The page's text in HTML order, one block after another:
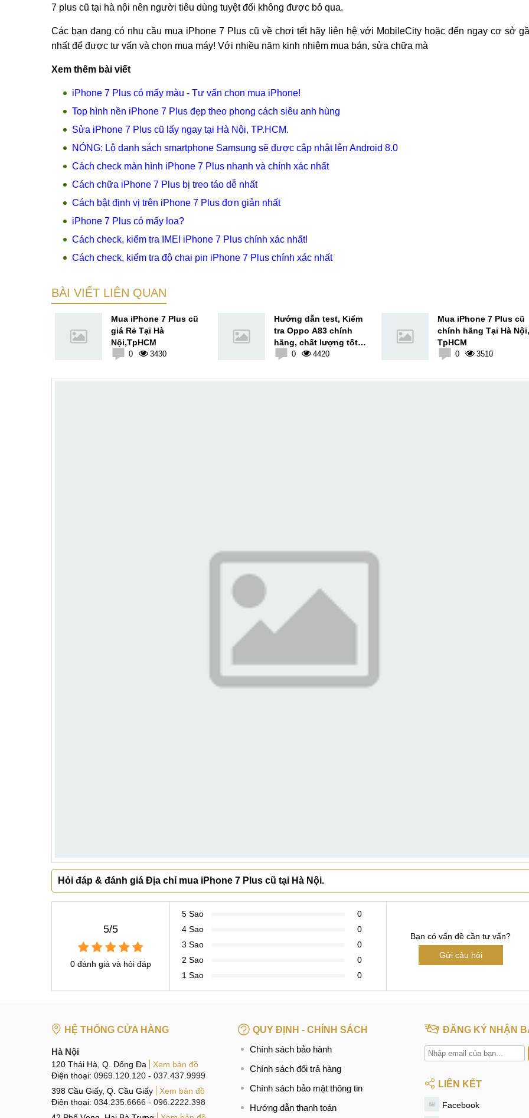
7 plus cũ tại hà nội nên người tiêu dùng tuyệt đối không được bỏ qua.
Các bạn đang có nhu cầu mua iPhone 7 Plus cũ về chơi tết hãy liên hệ với MobileCity hoặc đến ngay cơ sở
nhất để được tư vấn và chọn mua máy! Với nhiều năm kinh nhiệm mua bán, sửa chữa mà
Xem thêm bài viết
iPhone 7 Plus có mấy màu - Tư vấn chọn mua iPhone!
Top hình nền iPhone 7 Plus đẹp theo phong cách siêu anh hùng
Sửa iPhone 7 Plus cũ lấy ngay tại Hà Nội, TP.HCM.
NÓNG: Lộ danh sách smartphone Samsung sẽ được cập nhật lên Android 8.0
Cách check màn hình iPhone 7 Plus nhanh và chính xác nhất
Cách chữa iPhone 7 Plus bị treo táo dễ nhất
Cách bật định vị trên iPhone 7 Plus đơn giản nhất
iPhone 7 Plus có mấy loa?
Cách check, kiểm tra IMEI iPhone 7 Plus chính xác nhất!
Cách check, kiểm tra độ chai pin iPhone 7 Plus chính xác nhất
BÀI VIẾT LIÊN QUAN
Mua iPhone 7 Plus cũ
giá Rẻ Tại Hà
Nội,TpHCM
0 3430
Hướng dẫn test, Kiểm
tra Oppo A83 chính
hãng, chất lượng tốt
nhất0 4420
Mua iPhone 7 Plus cũ
chính hãng Tại Hà Nội,
TpHCM
0 3510
Hỏi đáp & đánh giá Địa chỉ mua iPhone 7 Plus cũ tại Hà Nội.
5/5
0 đánh giá và hỏi đáp
5 Sao
0
4 Sao
0
3 Sao
0
2 Sao
0
1 Sao
0
Bạn có vấn đề cần tư vấn?
Gửi câu hỏi
HỆ THỐNG CỬA HÀNG
Hà Nội
120 Thái Hà, Q. Đống Đa
Xem bản đồ
Điện thoại: 0969.120.120 - 037.437.9999
398 Cầu Giấy, Q. Cầu Giấy
Xem bản đồ
Điện thoại: 034.235.6666 - 096.2222.398
QUY ĐỊNH - CHÍNH SÁCH
Chính sách bảo hành
Chính sách đổi trả hàng
Chính sách bảo mật thông tin
Hướng dẫn thanh toán
ĐĂNG KÝ NHẬN
LIÊN KẾT
Facebook